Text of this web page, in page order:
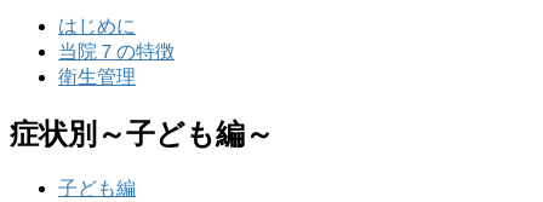
はじめに
当院７の特徴
衛生管理
症状別～子ども編～
子ども編